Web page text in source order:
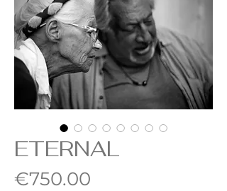
ETERNAL
€750.00